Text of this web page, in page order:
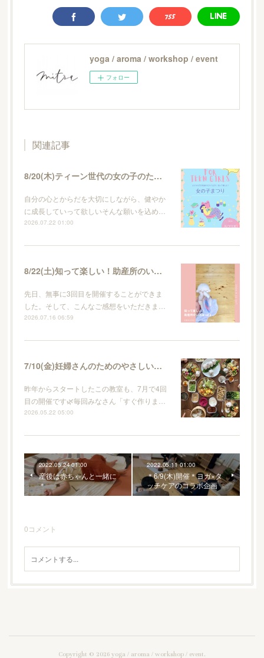
yoga / aroma / workshop / event
フォロー
関連記事
8/20(木)ティーン世代の女の子のためのイベント・女の子まつり
自分の心とからだを大切にしながら、健やか
に成長していって欲しいそんな願いを込め…
2026.07.22 01:00
8/22(土)知って楽しい！助産所のいろはvol.4
先日、無事に3回目を開催することができま
した。そして、こんなご感想をいただきま…
2026.07.16 06:59
7/10(金)妊婦さんのためのやさしいごはん vol.4
昨年からスタートしたこの教室も、7月で4回
目の開催です🌿毎回みなさん「すぐ作りま…
2026.05.22 05:00
2022.05.24 01:00
産後は赤ちゃんと一緒に
＊
2022.05.11 01:00
＊6/9(木)開催＊ヨガ×タ
ッチケアのコラボ企画
0コメント
Copyright © 2026 yoga / aroma / workshop / event .